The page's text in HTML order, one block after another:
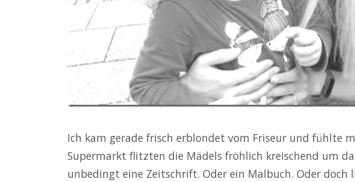
Ich kam gerade frisch erblondet vom Friseur und fühlte
Supermarkt flitzten die Mädels fröhlich kreischend um
unbedingt eine Zeitschrift. Oder ein Malbuch. Oder doch